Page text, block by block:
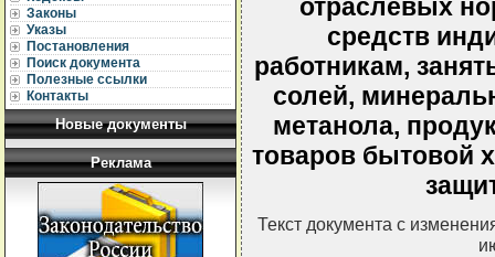
Законы
Указы
Постановления
Поиск документа
Полезные ссылки
Контакты
Новые документы
Реклама
отраслевых
средств
работникам,
солей,
метанола,
товаров бытовой
Текст документа с